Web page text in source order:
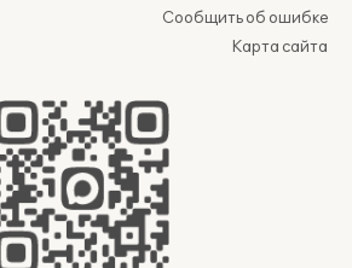
Сообщить об ошибке
Карта сайта